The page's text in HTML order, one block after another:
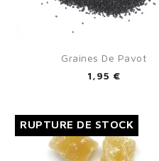
Aperçu rapide
Graines De Pavot
1,95 €
RUPTURE DE STOCK